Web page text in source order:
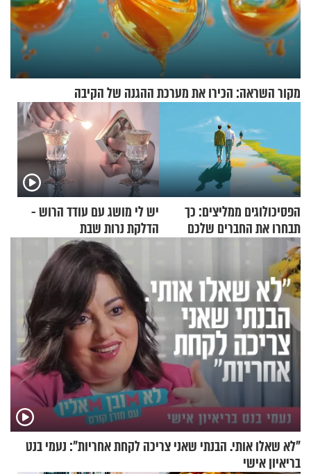
מקור השראה: הכירו את מערכת ההגנה של הקיבה
הפסיכולוגים ממליצים: כך
תבחרו את החברים שלכם
בחיים
יש לי מושג עם עודד הרוש -
הדלקת נרות שבת
"לא שאלו אותי. הבנתי שאני צריכה לקחת אחריות": נעמי בנט
בריאיון אישי